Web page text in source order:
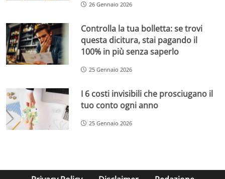
26 Gennaio 2026
Controlla la tua bolletta: se trovi
questa dicitura, stai pagando il
100% in più senza saperlo
25 Gennaio 2026
I 6 costi invisibili che prosciugano il
tuo conto ogni anno
25 Gennaio 2026